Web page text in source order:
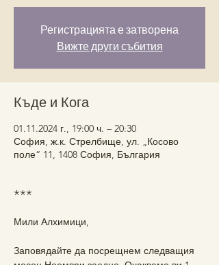
Регистрацията е затворена
Вижте други събития
Къде и Кога
01.11.2024 г., 19:00 ч. – 20:30
София, ж.к. Стрелбище, ул. „Косово
поле“ 11, 1408 София, България
***
Мили Алхимици,
Заповядайте да посрещнем следващия